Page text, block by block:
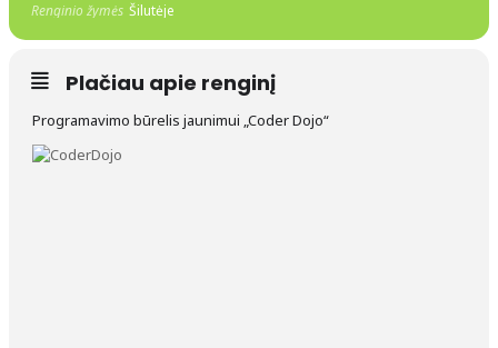
Renginio žymės Šilutėje
Plačiau apie renginį
Programavimo būrelis jaunimui „Coder Dojo“